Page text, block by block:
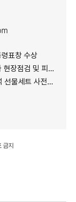
표창 수상
및 피해 예방 강화
사전예약 실시
금지